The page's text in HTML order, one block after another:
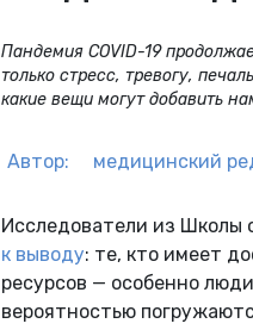
Пандемия COVID-19
только стресс, тревогу,
какие вещи могут добавить
Автор: медицинский
Исследователи из Школы
к выводу: те, кто имеет
ресурсов — особенно
вероятностью